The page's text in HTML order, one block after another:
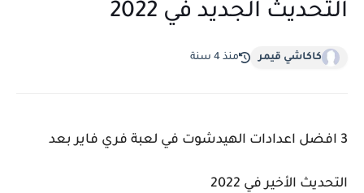
الجديد في 2022
كاكاشي قيمر منذ 4 سنة
اعدادات الهيدشوت في لعبة فري فاير بعد
الأخير في 2022